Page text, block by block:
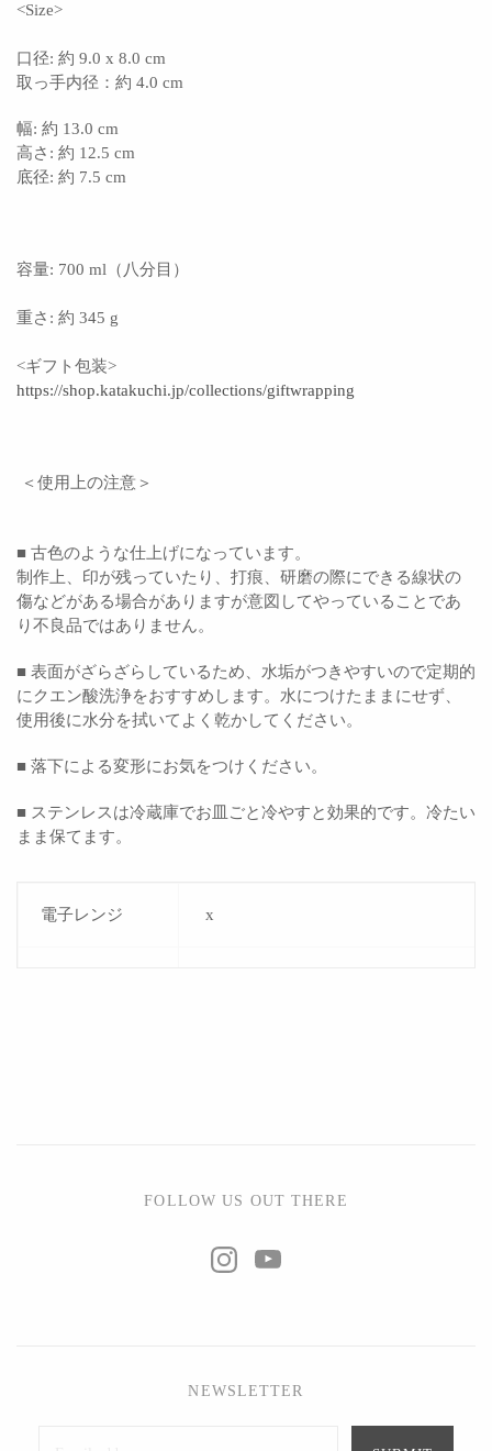
<Size>
口径: 約 9.0 x 8.0 cm
取っ手内径：約 4.0 cm
幅: 約 13.0 cm
高さ: 約 12.5 cm
底径: 約 7.5 cm
容量: 700 ml（八分目）
重さ: 約 345 g
<ギフト包装>
https://shop.katakuchi.jp/collections/giftwrapping
＜使用上の注意＞
■ 古色のような仕上げになっています。
制作上、印が残っていたり、打痕、研磨の際にできる線状の
傷などがある場合がありますが意図してやっていることであ
り不良品ではありません。
■ 表面がざらざらしているため、水垢がつきやすいので定期的
にクエン酸洗浄をおすすめします。水につけたままにせず、
使用後に水分を拭いてよく乾かしてください。
■ 落下による変形にお気をつけください。
■ ステンレスは冷蔵庫でお皿ごと冷やすと効果的です。冷たい
まま保てます。
電子レンジ x
FOLLOW US OUT THERE
NEWSLETTER